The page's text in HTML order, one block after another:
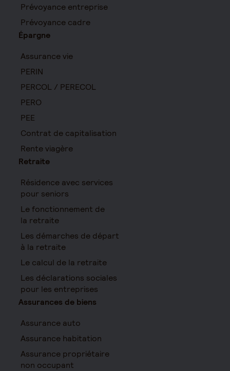
Prévoyance entreprise
Prévoyance cadre
Épargne
Assurance vie
PERIN
PERCOL / PERECOL
PERO
PEE
Contrat de capitalisation
Rente viagère
Retraite
Résidence avec services
pour seniors
Le fonctionnement de
la retraite
Les démarches de départ
à la retraite
Le calcul de la retraite
Les déclarations sociales
pour les entreprises
Assurances de biens
Assurance auto
Assurance habitation
Assurance propriétaire
non occupant